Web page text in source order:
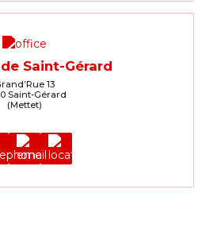
Saint-Gérard
13
Saint-Gérard
(Mettet)